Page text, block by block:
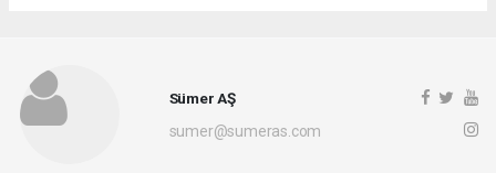
Sümer AŞ
sumer@sumeras.com